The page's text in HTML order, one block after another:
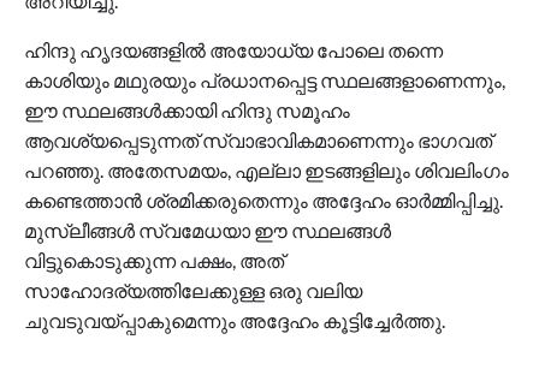
ഹിന്ദു ഹൃദയങ്ങളിൽ അയോധ്യ പോലെ തന്നെ
കാശിയും മഥുരയും പ്രധാനപ്പെട്ട സ്ഥലങ്ങളാണെന്നും,
ഈ സ്ഥലങ്ങൾക്കായി ഹിന്ദു സമൂഹം
ആവശ്യപ്പെടുന്നത് സ്വാഭാവികമാണെന്നും ഭാഗവത്
പറഞ്ഞു. അതേസമയം, എല്ലാ ഇടങ്ങളിലും ശിവലിംഗം
കണ്ടെത്താൻ ശ്രമിക്കരുതെന്നും അദ്ദേഹം ഓർമ്മിപ്പിച്ചു.
മുസ്ലീങ്ങൾ സ്വമേധയാ ഈ സ്ഥലങ്ങൾ
വിട്ടുകൊടുക്കുന്ന പക്ഷം, അത്
സാഹോദര്യത്തിലേക്കുള്ള ഒരു വലിയ
ചുവടുവയ്പ്പാകുമെന്നും അദ്ദേഹം കൂട്ടിച്ചേർത്തു.